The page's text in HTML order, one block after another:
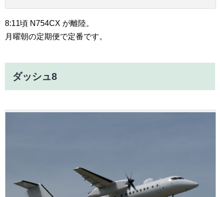
8:11頃 N754CX が離陸。
月曜朝の定期便で定番です。
ダッシュ8